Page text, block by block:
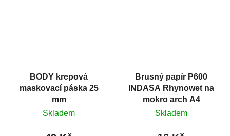
BODY krepová
maskovací páska 25
mm
Skladem
Brusný papír P600
INDASA Rhynowet na
mokro arch A4
Skladem